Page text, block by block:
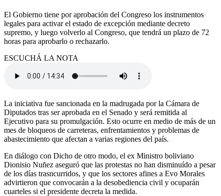
El Gobierno tiene por aprobación del Congreso los instrumentos
legales para activar el estado de excepción mediante decreto
supremo, y luego volverlo ​al Congreso, ‌que tendrá un plazo de 72
horas para aprobarlo o rechazarlo.
ESCUCHÁ LA NOTA
La iniciativa fue sancionada ​en la ⁠madrugada por la Cámara de
Diputados tras ‌ser aprobada en el Senado ⁠y será remitida al
Ejecutivo ⁠para su promulgación. Esto ocurre en medio de más de un
mes de bloqueos de ⁠carreteras, enfrentamientos y problemas de
abastecimiento ​que afectan a varias regiones ‌del país.
En diálogo con Dicho de otro modo, el ex Ministro boliviano
Dionisio Nuñez aseguró que las protestas no han disminuído a pesar
de los días trasncurridos, y que los sectores afines a Evo Morales
advirtieron que convocarán a la desobediencia civil y ocuparán
cuarteles si el presidente decreta la medida.